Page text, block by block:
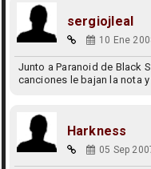
sergiojleal
10 Ene
Junto a Paranoid de Black
canciones le bajan la nota
Harkness
05 Sep